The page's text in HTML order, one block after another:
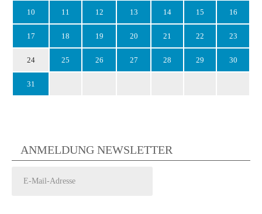
10 11 12 13 14 15 16
17 18 19 20 21 22 23
24 25 26 27 28 29 30
31
ANMELDUNG NEWSLETTER